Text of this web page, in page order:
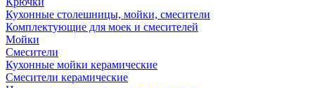
Кухонные столешницы, мойки, смесители
Комплектующие для моек и смесителей
Мойки
Смесители
Кухонные мойки керамические
Смесители керамические